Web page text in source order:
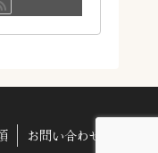
お問い合わせ